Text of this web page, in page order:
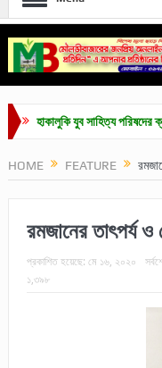
যুব সাহিত্য পরিষদের ক্যারিয়ার
HOME FEATURE
রমজানের তাৎপর্য
প্রকাশিত হয়েছে: মে ১৬, ২০২০
১,৩৯৮